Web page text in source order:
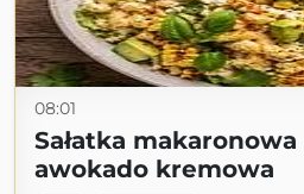
08:01
Sałatka
awokado kremowa